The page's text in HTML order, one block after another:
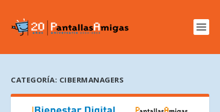
CATEGORÍA: CIBERMANAGERS